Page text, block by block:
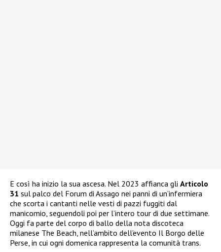
E così ha inizio la sua ascesa. Nel 2023 affianca gli Articolo
31 sul palco del Forum di Assago nei panni di un’infermiera
che scorta i cantanti nelle vesti di pazzi fuggiti dal
manicomio, seguendoli poi per l’intero tour di due settimane.
Oggi fa parte del corpo di ballo della nota discoteca
milanese The Beach, nell’ambito dell’evento Il Borgo delle
Perse, in cui ogni domenica rappresenta la comunità trans.